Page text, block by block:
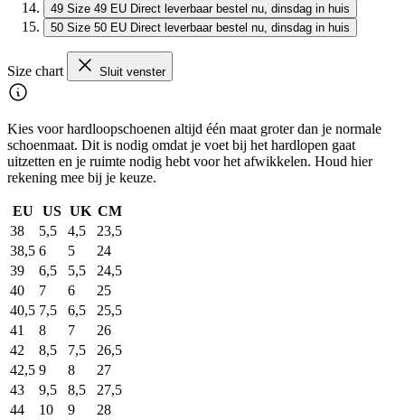
49 Size 49 EU Direct leverbaar bestel nu, dinsdag in huis
50 Size 50 EU Direct leverbaar bestel nu, dinsdag in huis
Size chart Sluit venster
Kies voor hardloopschoenen altijd één maat groter dan je normale
schoenmaat. Dit is nodig omdat je voet bij het hardlopen gaat
uitzetten en je ruimte nodig hebt voor het afwikkelen. Houd hier
rekening mee bij je keuze.
EU US UK CM
38
5,5 4,5
23,5
38,5 6 5
24
39
6,5 5,5
24,5
40
7 6
25
40,5 7,5 6,5
25,5
41
8 7
26
42
8,5 7,5
26,5
42,5 9 8
27
43
9,5 8,5
27,5
44
10 9
28